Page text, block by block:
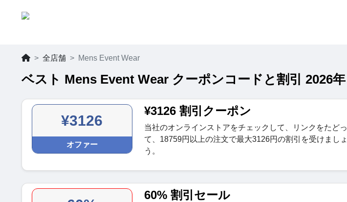
全店舗 Mens Event Wear
ベスト Mens Event Wear クーポンコードと割引 2026年
¥3126
オファー
¥3126 割引クーポン
当社のオンラインストアをチェックして、リンクをたどっ
て、18759円以上の注文で最大3126円の割引を受けましょ
う。
60% 割引セール